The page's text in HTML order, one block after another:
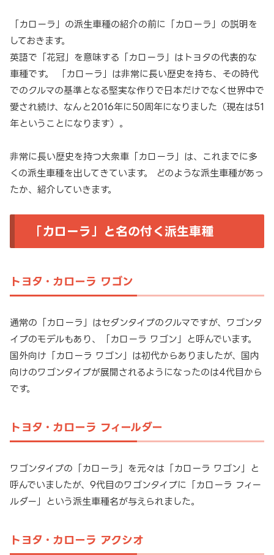
「カローラ」の派生車種の紹介の前に「カローラ」の説明を
しておきます。
英語で「花冠」を意味する「カローラ」はトヨタの代表的な
車種です。 「カローラ」は非常に長い歴史を持ち、その時代
でのクルマの基準となる堅実な作りで日本だけでなく世界中で
愛され続け、なんと2016年に50周年になりました（現在は51
年ということになります）。
非常に長い歴史を持つ大衆車「カローラ」は、これまでに多
くの派生車種を出してきています。 どのような派生車種があっ
たか、紹介していきます。
「カローラ」と名の付く派生車種
トヨタ・カローラ ワゴン
通常の「カローラ」はセダンタイプのクルマですが、ワゴンタ
イプのモデルもあり、「カローラ ワゴン」と呼んでいます。
国外向け「カローラ ワゴン」は初代からありましたが、国内
向けのワゴンタイプが展開されるようになったのは4代目から
です。
トヨタ・カローラ フィールダー
ワゴンタイプの「カローラ」を元々は「カローラ ワゴン」と
呼んでいましたが、9代目のワゴンタイプに「カローラ フィー
ルダー」という派生車種名が与えられました。
トヨタ・カローラ アクシオ